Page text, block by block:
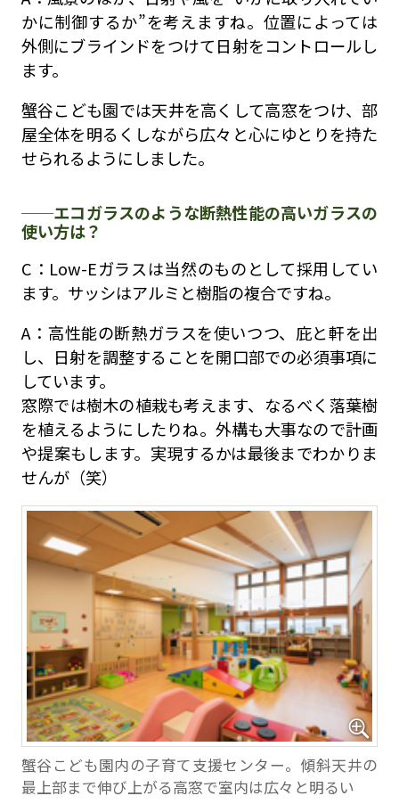
かに制御するか”を考えますね。位置によっては
外側にブラインドをつけて日射をコントロールし
ます。
蟹谷こども園では天井を高くして高窓をつけ、部
屋全体を明るくしながら広々と心にゆとりを持た
せられるようにしました。
エコガラスのような断熱性能の高いガラスの
使い方は？
C：Low-Eガラスは当然のものとして採用してい
ます。サッシはアルミと樹脂の複合ですね。
A：高性能の断熱ガラスを使いつつ、庇と軒を出
し、日射を調整することを開口部での必須事項に
しています。
窓際では樹木の植栽も考えます、なるべく落葉樹
を植えるようにしたりね。外構も大事なので計画
や提案もします。実現するかは最後までわかりま
せんが（笑）
蟹谷こども園内の子育て支援センター。傾斜天井の
最上部まで伸び上がる高窓で室内は広々と明るい